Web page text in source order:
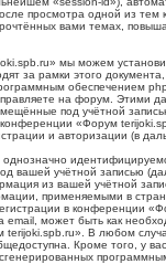
просмотра одной из
вами темах,
мы можем
за рамки этого документа,
обеспечением
на форум. Этими
под учётной
«Форум
и авторизации (в
однозначно
вашей учётной записью
из вашей учётной
применяемыми в
в конференции
может быть как
В любом
Кроме того, у